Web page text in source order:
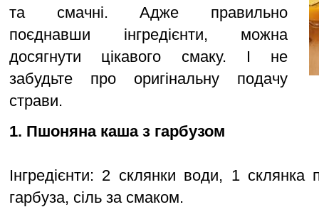
та смачні. Адже правильно
поєднавши інгредієнти, можна
досягнути цікавого смаку. І не
забудьте про оригінальну подачу
страви.
1. Пшоняна каша з гарбузом
Інгредієнти: 2 склянки води, 1 склянка
гарбуза, сіль за смаком.